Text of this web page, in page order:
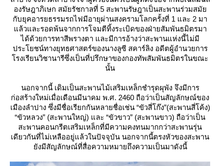
องรัษฎาภิเษก สมัยรัชกาลที่ 5 สะพานรัษฎาเป็นสะพานร่วมสมั
กับยุคอารยธรรมรถไฟมีอายุผ่านสงครามโลกครั้งที่ 1 และ 2 มา
ล้วและรอดพ้นจากการโจมตีทิ้งระเบิดของฝ่ายสัมพันธมิตรมา
ได้ด้วยการทาสีพรางตา และมีการอ้างว่าสะพานแห่งนี้ไม่มี
ประโยชน์ทางยุทธศาสตร์ของนางลูซี สคาร์ลิง อดีตผู้อำนวยการ
รงเรียนวิชานารีซึ่งเป็นที่ปรึกษาของกองทัพสัมพันธมิตรในขณะ
นั้น
นอกจากนี้ เดิมเป็นสะพานไม้เสริมเหล็กชำรุดผุพัง จึงมีการ
ก่อสร้างใหม่เมื่อเดือนมีนาคม พ.ศ. 2460 ถือว่าเป็นสัญลักษณ์ของ
เมืองลำปาง ซึ่งมีชื่อเรียกกันหลายชื่อเช่น “ขัวสี่โก๊ง”(สะพานสี่โค้ง)
“ขัวหลวง” (สะพานใหญ่) และ “ขัวขาว” (สะพานขาว) ถือว่าเป็น
สะพานคอนกรีตเสริมเหล็กที่มีความคงทนมากกว่าสะพานรุ่น
เดียวกันที่ไม่เหลืออยู่แล้วในปัจจุบัน นอกจากนี้ตรงหัวของสะพาน
ังมีสัญลักษณ์ที่สื่อความหมายถึงความเป็นมาดังนี้